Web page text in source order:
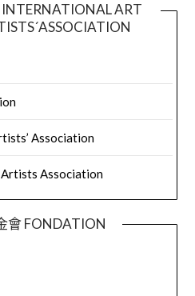
ART
Association
Association
會 FONDATION